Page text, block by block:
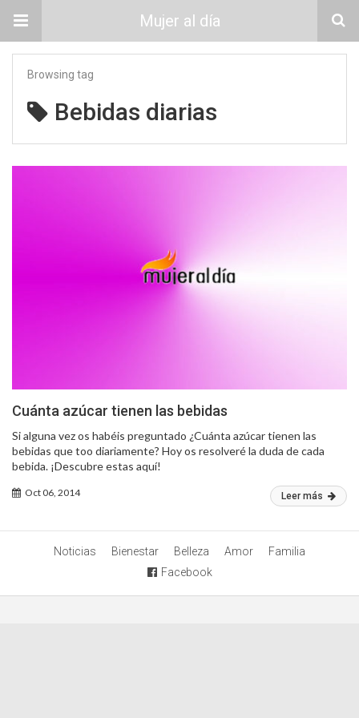
Mujer al día
Browsing tag
Bebidas diarias
Cuánta azúcar tienen las bebidas
Si alguna vez os habéis preguntado ¿Cuánta azúcar tienen las
bebidas que too diariamente? Hoy os resolveré la duda de cada
bebida. ¡Descubre estas aquí!
Oct 06, 2014 Leer más
Noticias Bienestar Belleza Amor
Familia
Facebook